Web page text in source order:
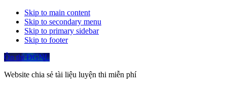
Skip to main content
Skip to secondary menu
Skip to primary sidebar
Skip to footer
Ôn thi ĐGNL
Website chia sẻ tài liệu luyện thi miễn phí